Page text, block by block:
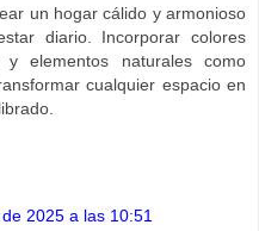
un hogar cálido y armonioso
diario. Incorporar colores
y elementos naturales como
cualquier espacio en
2025 a las 10:51